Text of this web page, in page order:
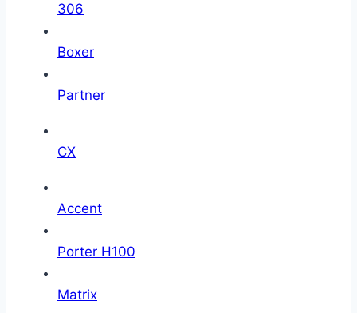
306
Boxer
Partner
CX
Accent
Porter H100
Matrix